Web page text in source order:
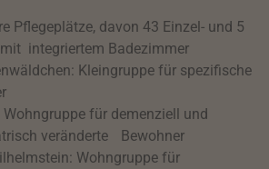
Pflegeplätze, davon 43 Einzel- und 5
integriertem Badezimmer
Kleingruppe für spezifische
Wohngruppe für demenziell und
veränderte Bewohner
Wohngruppe für